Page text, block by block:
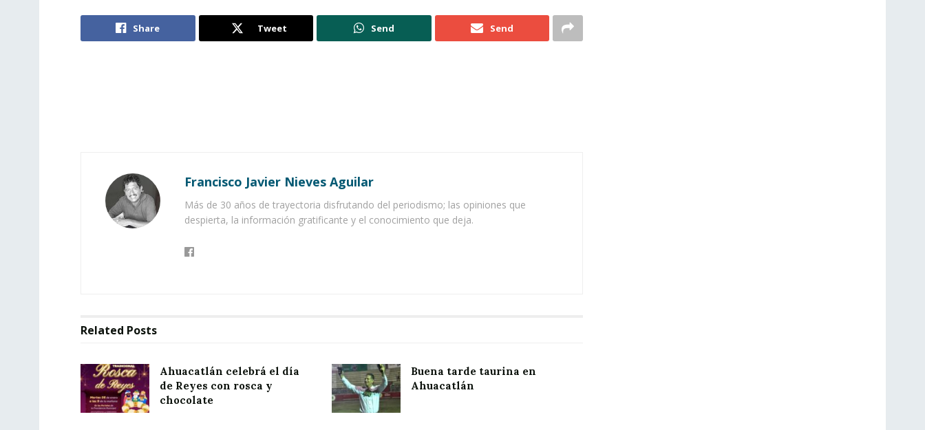
Share Tweet Send Send
Francisco Javier Nieves Aguilar
Más de 30 años de trayectoria disfrutando del periodismo; las opiniones que
despierta, la información gratificante y el conocimiento que deja.
Related Posts
Ahuacatlán celebrá el día
de Reyes con rosca y
chocolate
Buena tarde taurina en
Ahuacatlán